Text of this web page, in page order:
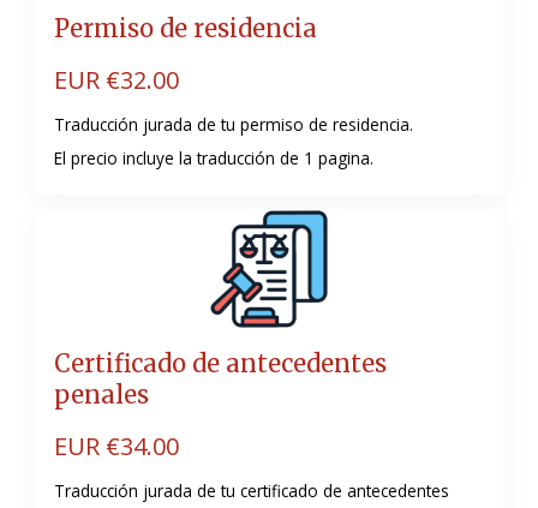
Permiso de residencia
EUR €32.00
Traducción jurada de tu permiso de residencia.
El precio incluye la traducción de 1 pagina.
Certificado de antecedentes
penales
EUR €34.00
Traducción jurada de tu certificado de antecedentes